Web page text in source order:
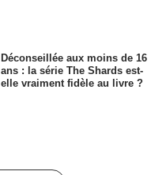
Déconseillée aux moins de 16
ans : la série The Shards est-
elle vraiment fidèle au livre ?